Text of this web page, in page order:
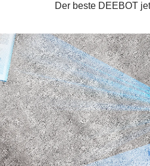
Der beste DEEBOT